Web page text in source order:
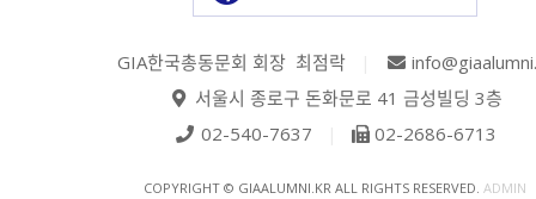
GIA한국총동문회 회장 최점락
서울시 종로구 돈화문로 41 금성빌딩 3층
02-540-7637
02-2686-6713
COPYRIGHT © GIAALUMNI.KR ALL RIGHTS RESERVED. ADMIN